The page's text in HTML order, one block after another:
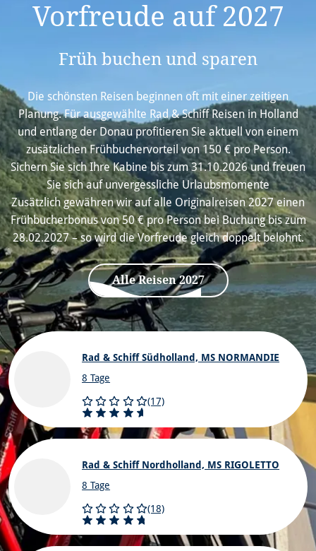
Vorfreude auf 2027
Früh buchen und sparen
Die schönsten Reisen beginnen oft mit einer zeitigen
Planung. Für ausgewählte Rad & Schiff Reisen in Holland
und entlang der Donau profitieren Sie aktuell von einem
zusätzlichen Frühbuchervorteil von 150 € pro Person.
Sichern Sie sich Ihre Kabine bis zum 31.10.2026 und freuen
Sie sich auf unvergessliche Urlaubsmomente
Zusätzlich gewähren wir auf alle Originalreisen 2027 einen
Frühbucherbonus von 50 € pro Person bei Buchung bis zum
28.02.2027 – so wird die Vorfreude gleich doppelt belohnt.
Alle Reisen 2027
(Link öffnet in neuem Tab)
Rad & Schiff Südholland, MS NORMANDIE
8 Tage
(17)
Rad & Schiff Nordholland, MS RIGOLETTO
8 Tage
(18)